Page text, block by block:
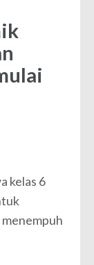
kelas 6